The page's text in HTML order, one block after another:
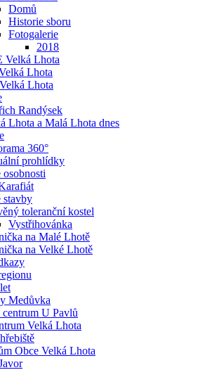
Domů
Historie sboru
Fotogalerie
2018
Velká Lhota
Lhota
Lhota
Randýsek
Lhota a Malá Lhota dnes
360°
prohlídky
stavby
toleranční kostel
Vystřihovánka
na Malé Lhotě
na Velké Lhotě
Medůvka
U Pavlů
Velká Lhota
Obce Velká Lhota